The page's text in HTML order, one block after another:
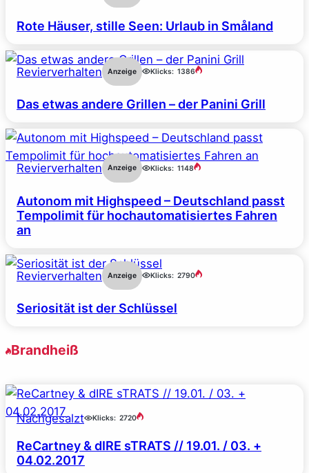
Rote Häuser, stille Seen: Urlaub in Småland
Revierverhalten Anzeige Klicks: 1386
Das etwas andere Grillen – der Panini Grill
Revierverhalten Anzeige Klicks: 1148
Autonom mit Highspeed – Deutschland passt
Tempolimit für hochautomatisiertes Fahren
an
Revierverhalten Anzeige Klicks: 2790
Seriosität ist der Schlüssel
Brandheiß
Nachgesalzt Klicks: 2720
ReCartney & dIRE sTRATS // 19.01. / 03. +
04.02.2017